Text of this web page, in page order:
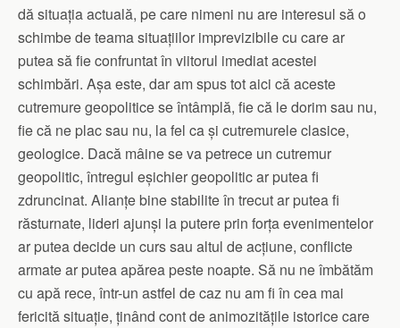
dă situația actuală, pe care nimeni nu are interesul să o
schimbe de teama situațiilor imprevizibile cu care ar
putea să fie confruntat în viitorul imediat acestei
schimbări. Așa este, dar am spus tot aici că aceste
cutremure geopolitice se întâmplă, fie că le dorim sau nu,
fie că ne plac sau nu, la fel ca și cutremurele clasice,
geologice. Dacă mâine se va petrece un cutremur
geopolitic, întregul eșichier geopolitic ar putea fi
zdruncinat. Alianțe bine stabilite în trecut ar putea fi
răsturnate, lideri ajunși la putere prin forța evenimentelor
ar putea decide un curs sau altul de acțiune, conflicte
armate ar putea apărea peste noapte. Să nu ne îmbătăm
cu apă rece, într-un astfel de caz nu am fi în cea mai
fericită situație, ținând cont de animozitățile istorice care